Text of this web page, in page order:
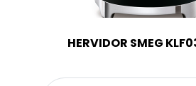
HERVIDOR SMEG